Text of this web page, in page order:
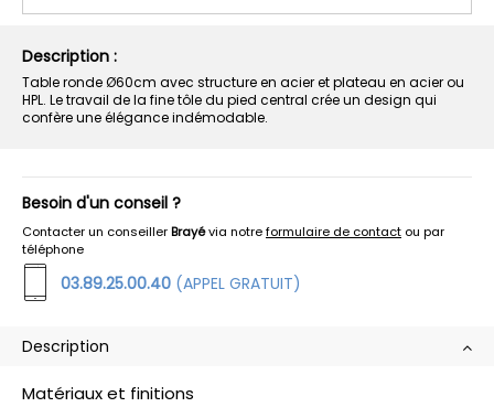
Description :
Table ronde Ø60cm avec structure en acier et plateau en acier ou
HPL. Le travail de la fine tôle du pied central crée un design qui
confère une élégance indémodable.
Besoin d'un conseil ?
Contacter un conseillerBrayévia notreformulaire de contact ou par
téléphone
03.89.25.00.40 (APPEL GRATUIT)
Description
Matériaux et finitions